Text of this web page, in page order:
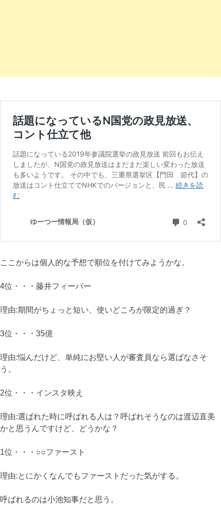
ここからは個人的な予想で順位を付けてみようかな。
4位・・・藤井フィーバー
理由:期間がちょっと短い、使いどころが限定的過ぎ？
3位・・・35億
理由:悩んだけど、単純にお堅い人が審査員なら選ばなさそ
う。
2位・・・インスタ映え
理由:選ばれた時に呼ばれる人は？呼ばれそうなのは渡辺直美
かと思うんですけど、どうかな？
1位・・・○○ファースト
理由:とにかくなんでもファーストだった気がする。
呼ばれるのは小池知事だと思う。